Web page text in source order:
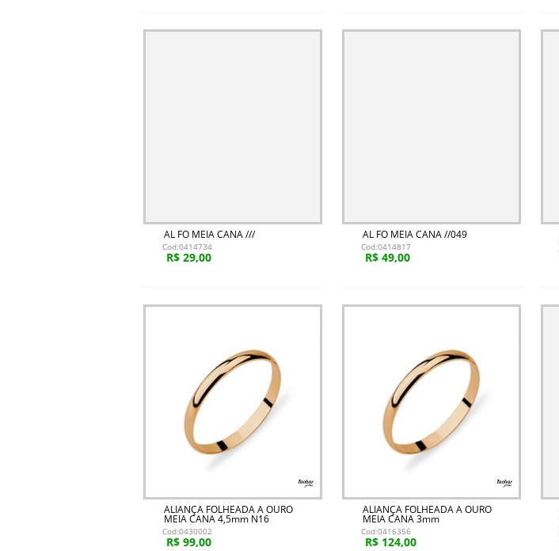
AL FO MEIA CANA ///
Cod:0414734
R$ 29,00
AL FO MEIA CANA //049
Cod:0414817
R$ 49,00
ALIANÇA FOLHEADA A OURO
MEIA CANA 4,5mm N16
Cod:0430002
R$ 99,00
ALIANÇA FOLHEADA A OURO
MEIA CANA 3mm
Cod:0416356
R$ 124,00